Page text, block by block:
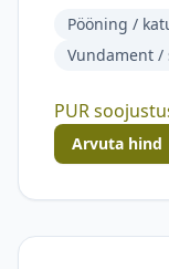
Pööning /
Vundament /
PUR
Arvuta hind